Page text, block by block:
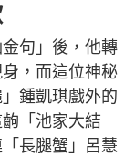
句」後，他轉
，而這位神秘
鍾凱琪戲外的
「池家大結
長腿蟹」呂慧